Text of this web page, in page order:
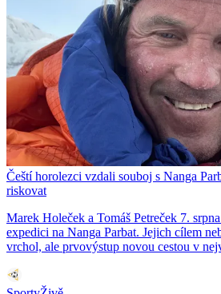
Čeští horolezci vzdali souboj s Nanga
riskovat
Marek Holeček a Tomáš Petreček 7.
expedici na Nanga Parbat. Jejich cílem
vrchol, ale prvovýstup novou cestou v